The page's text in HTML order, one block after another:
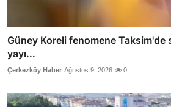
Güney Koreli fenomene Taksim'de
yayı...
Çerkezköy Haber Ağustos 9, 2026 0